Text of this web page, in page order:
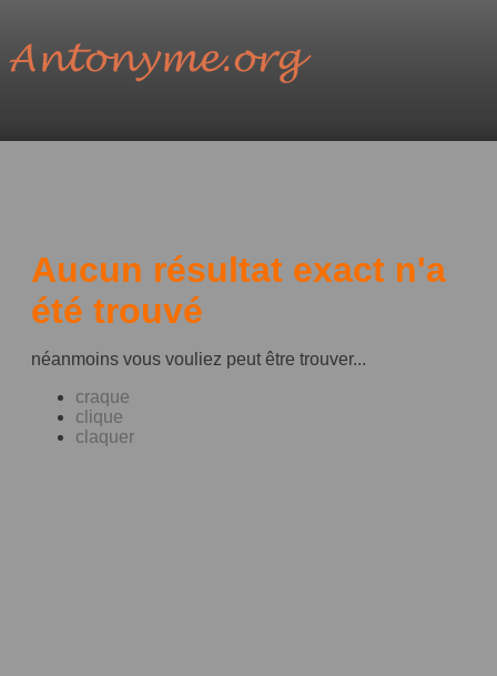
Aucun résultat exact n'a
été trouvé
néanmoins vous vouliez peut être trouver...
craque
clique
claquer